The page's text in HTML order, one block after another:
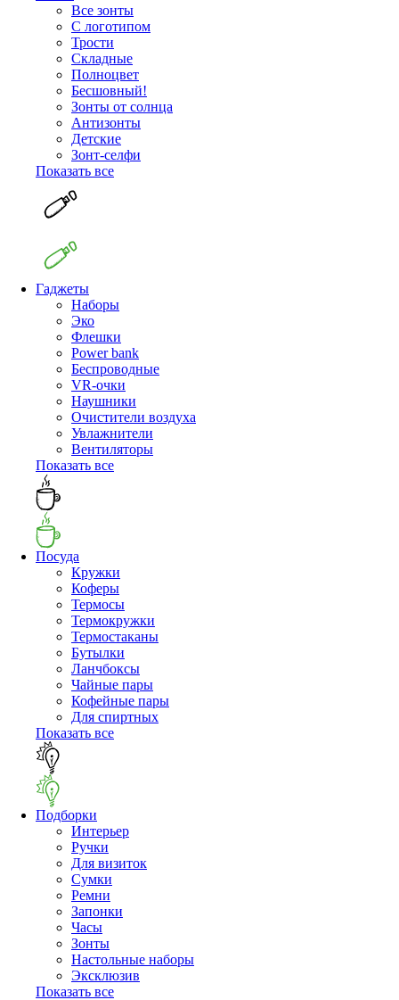
Все зонты
С логотипом
Трости
Складные
Полноцвет
Бесшовный!
Зонты от солнца
Антизонты
Детские
Зонт-селфи
Показать все
Гаджеты
Наборы
Эко
Флешки
Power bank
Беспроводные
VR-очки
Наушники
Очистители воздуха
Увлажнители
Вентиляторы
Показать все
Посуда
Кружки
Коферы
Термосы
Термокружки
Термостаканы
Бутылки
Ланчбоксы
Чайные пары
Кофейные пары
Для спиртных
Показать все
Подборки
Интерьер
Ручки
Для визиток
Сумки
Ремни
Запонки
Часы
Зонты
Настольные наборы
Эксклюзив
Показать все